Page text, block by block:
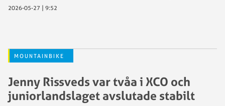
2026-05-27 | 9:52
MOUNTAINBIKE
Jenny Rissveds var tvåa i XCO och
juniorlandslaget avslutade stabilt